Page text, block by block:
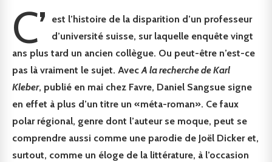
C’
est l’histoire de la disparition d’un professeur
d’université suisse, sur laquelle enquête vingt
ans plus tard un ancien collègue. Ou peut-être n’est-ce
pas là vraiment le sujet. AvecA la recherche de Karl
Kleber, publié en mai chez Favre, Daniel Sangsue signe
en effet à plus d’un titre un «méta-roman». Ce faux
polar régional, genre dont l’auteur se moque, peut se
comprendre aussi comme une parodie de Joël Dicker et,
surtout, comme un éloge de la littérature, à l’occasion